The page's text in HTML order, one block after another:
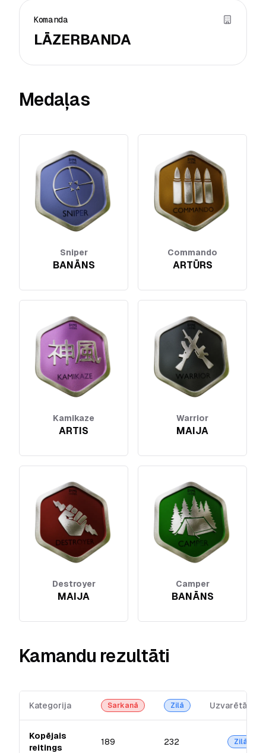
Komanda
LĀZERBANDA
Medaļas
Sniper
BANĀNS
Commando
ARTŪRS
Kamikaze
ARTIS
Warrior
MAIJA
Destroyer
MAIJA
Camper
BANĀNS
Kamandu rezultāti
Kategorija Sarkanā Zilā Uzvarētājs
Kopējais
reitings
189 232 Zilā